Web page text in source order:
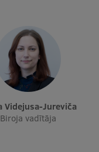
Videjusa-Jureviča
Biroja vadītāja